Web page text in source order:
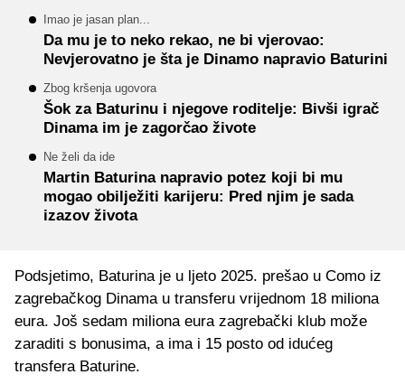
Imao je jasan plan...
Da mu je to neko rekao, ne bi vjerovao:
Nevjerovatno je šta je Dinamo napravio Baturini
Zbog kršenja ugovora
Šok za Baturinu i njegove roditelje: Bivši igrač
Dinama im je zagorčao živote
Ne želi da ide
Martin Baturina napravio potez koji bi mu
mogao obilježiti karijeru: Pred njim je sada
izazov života
Podsjetimo, Baturina je u ljeto 2025. prešao u Como iz
zagrebačkog Dinama u transferu vrijednom 18 miliona
eura. Još sedam miliona eura zagrebački klub može
zaraditi s bonusima, a ima i 15 posto od idućeg
transfera Baturine.